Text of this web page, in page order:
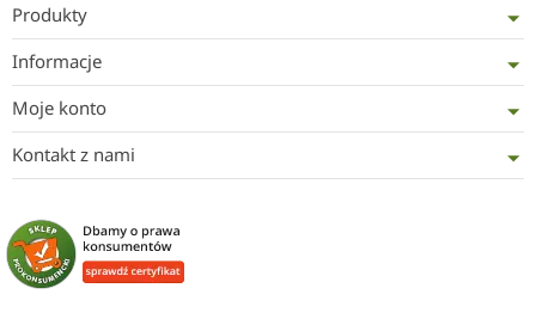
Produkty
Informacje
Moje konto
Kontakt z nami